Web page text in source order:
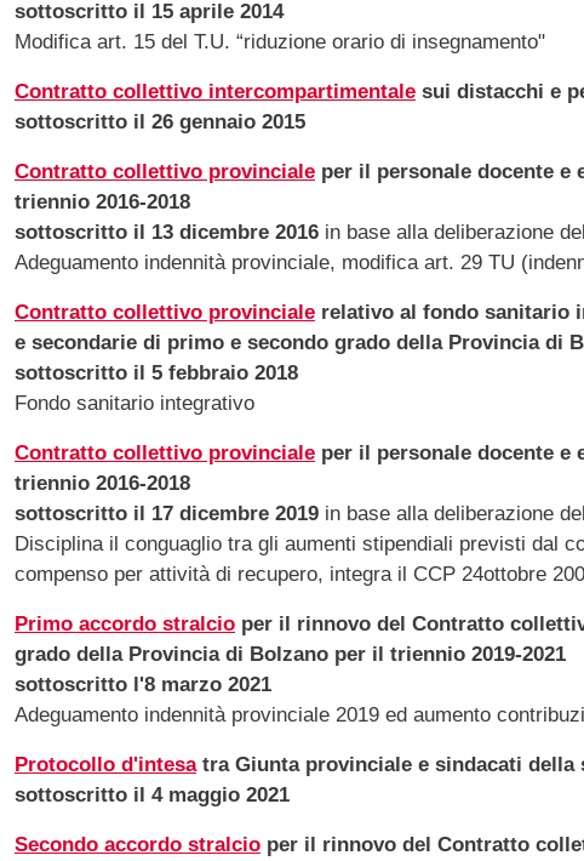
sottoscritto il 15 aprile 2014
Modifica art. 15 del T.U. “riduzione orario di insegnamento"
Contratto collettivo intercompartimentale sui distacchi e
sottoscritto il 26 gennaio 2015
Contratto collettivo provinciale per il personale docente e
triennio 2016-2018
sottoscritto il 13 dicembre 2016 in base alla deliberazione
Adeguamento indennità provinciale, modifica art. 29 TU
Contratto collettivo provinciale relativo al fondo sanitario
e secondarie di primo e secondo grado della Provincia di
sottoscritto il 5 febbraio 2018
Fondo sanitario integrativo
Contratto collettivo provinciale per il personale docente e
triennio 2016-2018
sottoscritto il 17 dicembre 2019 in base alla deliberazione
Disciplina il conguaglio tra gli aumenti stipendiali previsti dal
compenso per attività di recupero, integra il CCP 24ottobre
Primo accordo stralcio per il rinnovo del Contratto
grado della Provincia di Bolzano per il triennio 2019-2021
sottoscritto l'8 marzo 2021
Adeguamento indennità provinciale 2019 ed aumento
Protocollo d'intesatra Giunta provinciale e sindacati della
sottoscritto il 4 maggio 2021
Secondo accordo stralcio per il rinnovo del Contratto